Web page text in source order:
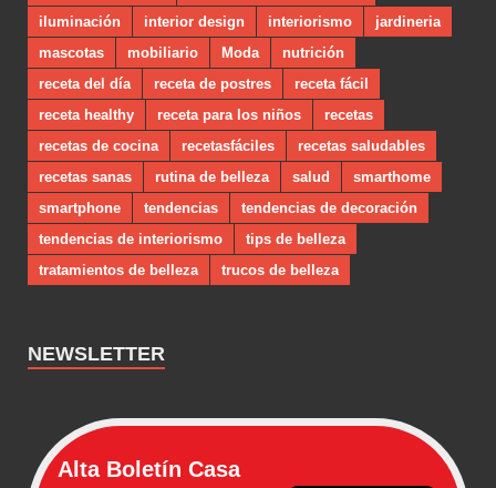
iluminación interior design interiorismo
jardineria
mascotas
mobiliario Moda
nutrición
receta del día
receta de postres
receta fácil
receta healthy
receta para los niños
recetas
recetas de cocina
recetasfáciles
recetas saludables
recetas sanas
rutina de belleza salud
smarthome
smartphone
tendencias
tendencias de decoración
tendencias de interiorismo
tips de belleza
tratamientos de belleza
trucos de belleza
NEWSLETTER
Alta Boletín Casa